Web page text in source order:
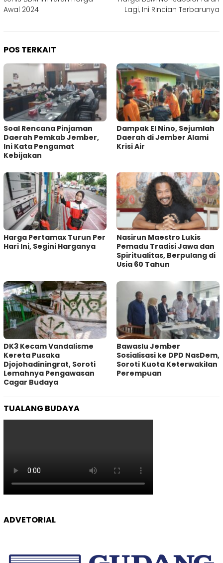
pos
Awal 2024
Lagi, Ini Rincian Terbarunya
POS TERKAIT
‎Soal Rencana Pinjaman
Daerah Pemkab Jember,
Ini Kata Pengamat
Kebijakan ‎
Dampak El Nino, Sejumlah
Daerah di Jember Alami
Krisi Air
Harga Pertamax Turun Per
Hari Ini, Segini Harganya
‎Nasirun Maestro Lukis
Pemadu Tradisi Jawa dan
Spiritualitas, Berpulang di
Usia 60 Tahun
DK3 Kecam Vandalisme
Kereta Pusaka
Djojohadiningrat, Soroti
Lemahnya Pengawasan
Cagar Budaya
Bawaslu Jember
Sosialisasi ke DPD NasDem,
Soroti Kuota Keterwakilan
Perempuan
TUALANG BUDAYA
ADVETORIAL